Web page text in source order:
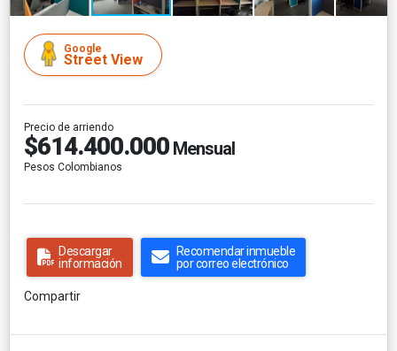
Google
Street View
Precio de arriendo
$614.400.000 Mensual
Pesos Colombianos
Descargar
información
Recomendar inmueble
por correo electrónico
Compartir